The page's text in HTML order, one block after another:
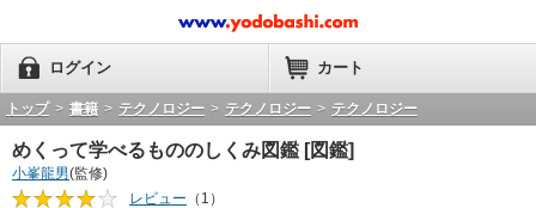
ログイン カート
トップ > 書籍 > テクノロジー > テクノロジー > テクノロジー
めくって学べるもののしくみ図鑑 [図鑑]
小峯龍男(監修)
レビュー （1）